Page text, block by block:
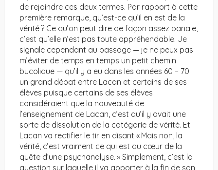
de rejoindre ces deux termes. Par rapport à cette
première remarque, qu’est-ce qu’il en est de la
vérité ? Ce qu’on peut dire de façon assez banale,
c’est qu’elle n’est pas toute appréhendable. Je
signale cependant au passage — je ne peux pas
m’éviter de temps en temps un petit chemin
bucolique — qu’il y a eu dans les années 60 – 70
un grand débat entre Lacan et certains de ses
élèves puisque certains de ses élèves
considéraient que la nouveauté de
l’enseignement de Lacan, c’est qu’il y avait une
sorte de dissolution de la catégorie de vérité. Et
Lacan va rectifier le tir en disant « Mais non, la
vérité, c’est vraiment ce qui est au cœur de la
quête d’une psychanalyse. » Simplement, c’est la
question sur laquelle il va apporter à la fin de son